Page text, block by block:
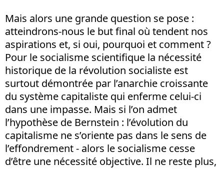
Mais alors une grande question se pose :
atteindrons-nous le but final où tendent nos
aspirations et, si oui, pourquoi et comment ?
Pour le socialisme scientifique la nécessité
historique de la révolution socialiste est
surtout démontrée par l’anarchie croissante
du système capitaliste qui enferme celui-ci
dans une impasse. Mais si l’on admet
l’hypothèse de Bernstein : l’évolution du
capitalisme ne s’oriente pas dans le sens de
l’effondrement - alors le socialisme cesse
d’être une nécessité objective. Il ne reste plus,